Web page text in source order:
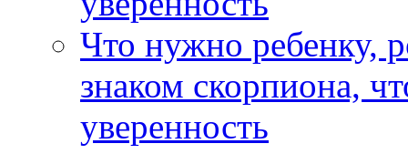
Что нужно ребенку,
знаком скорпиона,
уверенность